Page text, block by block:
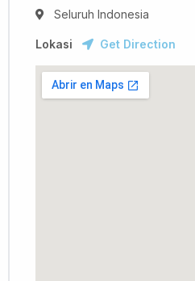
Seluruh Indonesia
Lokasi Get Direction